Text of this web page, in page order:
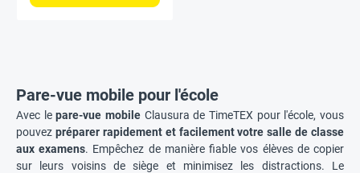
Pare-vue mobile pour l'école
Avec lepare-vue mobile Clausura de TimeTEX pour l'école, vous
pouvez préparer rapidement et facilement votre salle de classe
aux examens. Empêchez de manière fiable vos élèves de copier
sur leurs voisins de siège et minimisez les distractions. Le